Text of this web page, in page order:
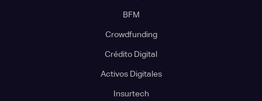
BFM
Crowdfunding
Crédito Digital
Activos Digitales
Insurtech